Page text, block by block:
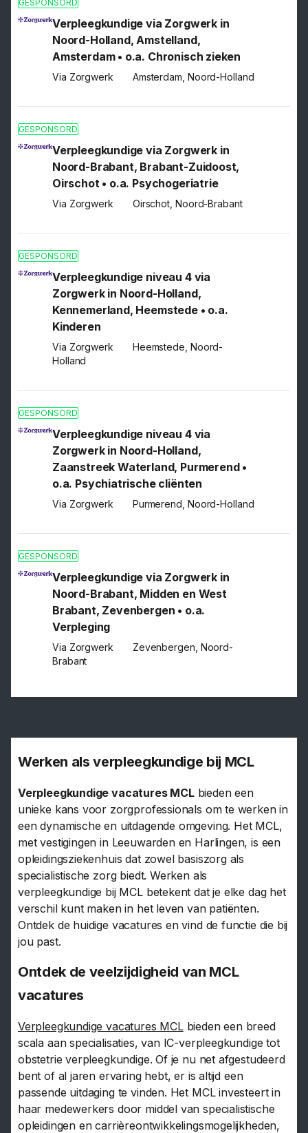
GESPONSORD
Verpleegkundige via Zorgwerk in
Noord-Holland, Amstelland,
Amsterdam • o.a. Chronisch zieken
Via Zorgwerk Amsterdam, Noord-Holland
GESPONSORD
Verpleegkundige via Zorgwerk in
Noord-Brabant, Brabant-Zuidoost,
Oirschot • o.a. Psychogeriatrie
Via Zorgwerk Oirschot, Noord-Brabant
GESPONSORD
Verpleegkundige niveau 4 via
Zorgwerk in Noord-Holland,
Kennemerland, Heemstede • o.a.
Kinderen
Via Zorgwerk
Heemstede, Noord-
Holland
GESPONSORD
Verpleegkundige niveau 4 via
Zorgwerk in Noord-Holland,
Zaanstreek Waterland, Purmerend •
o.a. Psychiatrische cliënten
Via Zorgwerk Purmerend, Noord-Holland
GESPONSORD
Verpleegkundige via Zorgwerk in
Noord-Brabant, Midden en West
Brabant, Zevenbergen • o.a.
Verpleging
Via Zorgwerk
Zevenbergen, Noord-
Brabant
Werken als verpleegkundige bij MCL
Verpleegkundige vacatures MCLbieden een
unieke kans voor zorgprofessionals om te werken in
een dynamische en uitdagende omgeving. Het MCL,
met vestigingen in Leeuwarden en Harlingen, is een
opleidingsziekenhuis dat zowel basiszorg als
specialistische zorg biedt. Werken als
verpleegkundige bij MCL betekent dat je elke dag het
verschil kunt maken in het leven van patiënten.
Ontdek de huidige vacatures en vind de functie die bij
jou past.
Ontdek de veelzijdigheid van MCL
vacatures
Verpleegkundige vacatures MCLbieden een breed
scala aan specialisaties, van IC-verpleegkundige tot
obstetrie verpleegkundige. Of je nu net afgestudeerd
bent of al jaren ervaring hebt, er is altijd een
passende uitdaging te vinden. Het MCL investeert in
haar medewerkers door middel van specialistische
opleidingen en carrièreontwikkelingsmogelijkheden,